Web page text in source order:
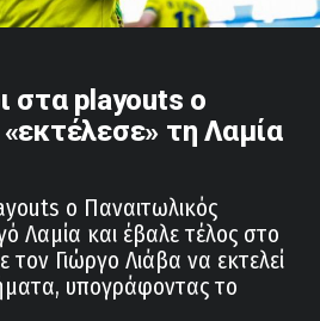
στα playouts ο
τη Λαμία
ο Παναιτωλικός
Λαμία και έβαλε τέλος στο
τον Γιώργο Λιάβα να εκτελεί
υπογράφοντας το